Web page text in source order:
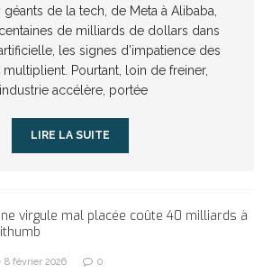
de la tech, de Meta à Alibaba,
de milliards de dollars dans
les signes d’impatience des
Pourtant, loin de freiner,
accélère, portée
LIRE LA SUITE
virgule mal placée coûte 40 milliards à
8 février 2026 0